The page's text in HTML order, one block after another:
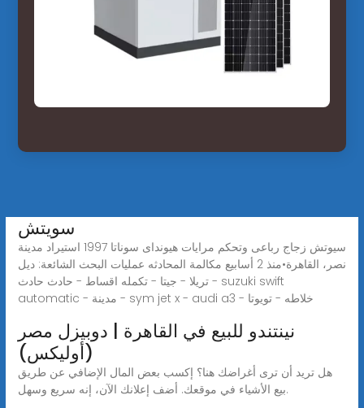
سويتش
سيوتش زجاج رباعى وتحكم مرايات هيونداى سوناتا 1997 استيراد مدينة
نصر، القاهرة•منذ 2 أسابيع مكالمة المحادثه عمليات البحث الشائعة: ديل
تريلا - جيتا - تكمله اقساط - حادث حادث - suzuki swift
automatic - مدينة - sym jet x - audi a3 - خلاطه - تويوتا
نينتندو للبيع في القاهرة | دوبيزل مصر
(أوليكس)
هل تريد أن ترى أغراضك هنا؟ إكسب بعض المال الإضافي عن طريق
بيع الأشياء في موقعك. أضف إعلانك الآن، إنه سريع وسهل.